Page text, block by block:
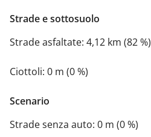
Strade e sottosuolo
Strade asfaltate: 4,12 km (82 %)
Ciottoli: 0 m (0 %)
Scenario
Strade senza auto: 0 m (0 %)